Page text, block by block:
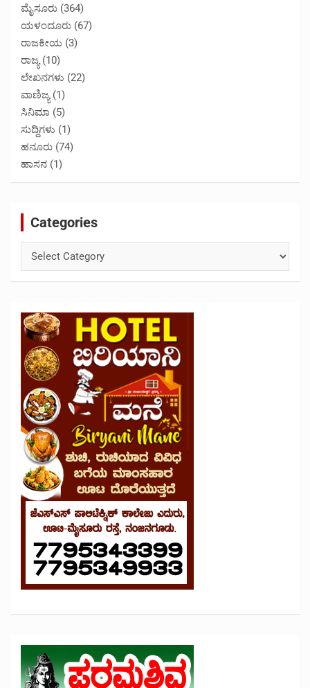
ಮೈಸೂರು (364)
ಯಳಂದೂರು (67)
ರಾಜಕೀಯ (3)
ರಾಜ್ಯ(10)
ಲೇಖನಗಳು (22)
ವಾಣಿಜ್ಯ(1)
ಸಿನಿಮಾ (5)
ಸುದ್ದಿಗಳು (1)
ಹನೂರು (74)
ಹಾಸನ (1)
Categories